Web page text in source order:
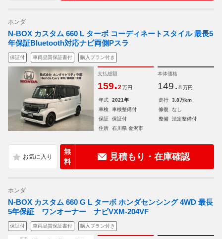
ホンダ
N-BOX カスタム 660 L ターボ コーディネートスタイル 最長5
年保証Bluetooth対応ナビ両側Pスラ
保証付 車両品質保証書付 購入プラン付き
支払総額
159.2 万円
本体価格
149. 8 万円
年式 2021年 走行
3.8万km
車検
車検整備付 修復
なし
保証
保証付 整備
法定整備付
住所
石川県 金沢市
無
料
見積もり・在庫確認
ホンダ
N-BOX カスタム 660 G L ターボ ホンダセンシング 4WD 最長
5年保証 ワンオーナー ナビVXM-204VF
保証付 車両品質保証書付 購入プラン付き